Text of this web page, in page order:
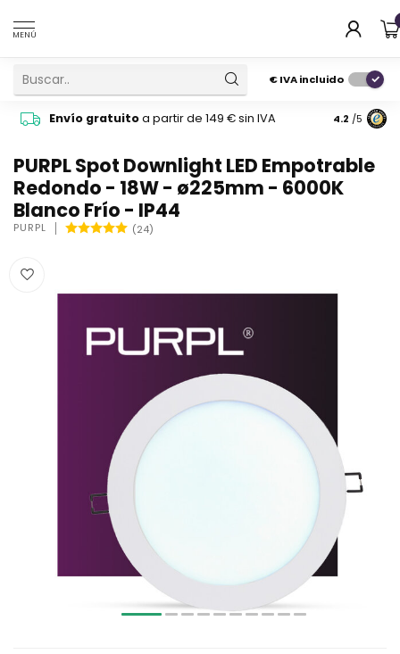
MENÚ
€IVA incluido
Envío gratuitoa partir de 149 € sin IVA Pide
4.2 /5
PURPL Spot Downlight LED Empotrable
Redondo - 18W - ø225mm - 6000K
Blanco Frío - IP44
PURPL (24)